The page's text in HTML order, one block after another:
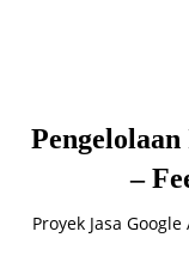
–
Proyek Jasa